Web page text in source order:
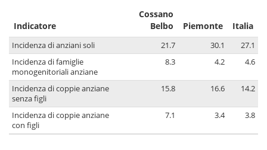
Indicatore
Cossano
Belbo
Piemonte Italia
Incidenza di anziani soli 21.7 30.1
27.1
Incidenza di famiglie
monogenitoriali anziane
8.3 4.2 4.6
Incidenza di coppie anziane
senza figli
15.8 16.6 14.2
Incidenza di coppie anziane
con figli
7.1 3.4 3.8